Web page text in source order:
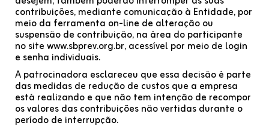
contribuições, mediante comunicação à Entidade, por
meio da ferramenta on-line de alteração ou
suspensão de contribuição, na área do participante
no site www.sbprev.org.br, acessível por meio de login
e senha individuais.
A patrocinadora esclareceu que essa decisão é parte
das medidas de redução de custos que a empresa
está realizando e que não tem intenção de recompor
os valores das contribuições não vertidas durante o
período de interrupção.